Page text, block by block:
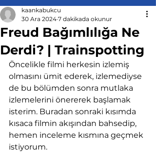
Freud Bağımlılığa Ne
Derdi? | Trainspotting
kaankabukcu
30 Ara 2024 7 dakikada okunur
Öncelikle filmi herkesin izlemiş
olmasını ümit ederek, izlemediyse
de bu bölümden sonra mutlaka
izlemelerini önererek başlamak
isterim. Buradan sonraki kısımda
kısaca filmin akışından bahsedip,
hemen inceleme kısmına geçmek
istiyorum.